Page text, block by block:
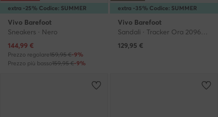
extra -25% Codice: SUMMER
Vivo Barefoot
Sneakers · Nero
Prezzo attuale
144,99 €
Prezzo regolare159,95 €-9%
Prezzo più basso159,95 €-9%
extra -35% Codice: SUMMER
Vivo Barefoot
Sandali · Tracker Ora 209691 · Cachi
129,95 €